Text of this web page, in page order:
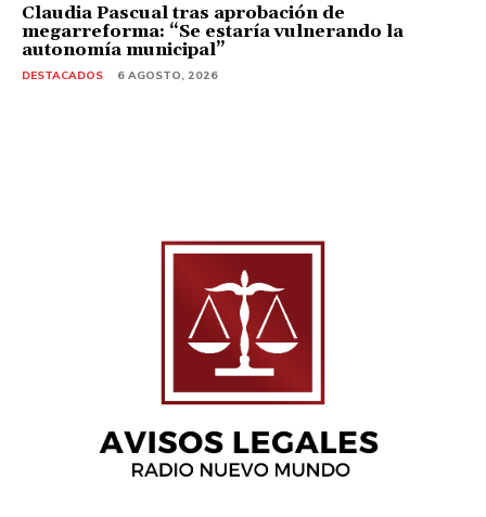
Claudia Pascual tras aprobación de
megarreforma: “Se estaría vulnerando la
autonomía municipal”
DESTACADOS 6 AGOSTO, 2026